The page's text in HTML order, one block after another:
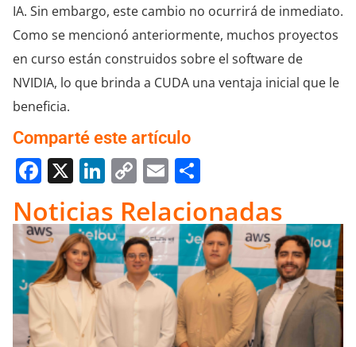
IA. Sin embargo, este cambio no ocurrirá de inmediato.
Como se mencionó anteriormente, muchos proyectos
en curso están construidos sobre el software de
NVIDIA, lo que brinda a CUDA una ventaja inicial que le
beneficia.
Comparté este artículo
Facebook
X LinkedIn
Copy
Link
Email
Noticias Relacionadas